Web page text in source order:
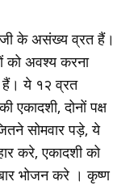
के असंख्य व्रत हैं।
को अवश्य करना
हैं। ये १२ व्रत
एकादशी, दोनों पक्ष
सोमवार पड़े, ये
करे, एकादशी को
भोजन करे । कृष्ण